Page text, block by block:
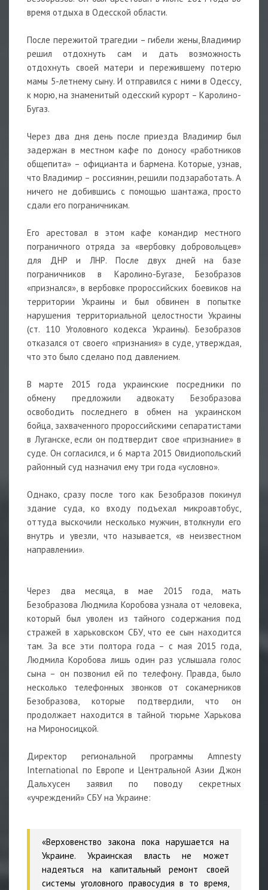
время отдыха в Одесской области.
После пережитой трагедии – гибели жены, Владимир
решил отдохнуть сам и дать возможность
отдохнуть своей матери и пережившему потерю
мамы 5-летнему сыну. И отправился с ними в Одессу,
к морю, на знаменитый одесский курорт – Каролино-
Бугаз.
Через два дня день после приезда Владимир был
задержан в местном кафе по доносу «работников
общепита» – официанта и бармена. Которые, узнав,
что Владимир – россиянин, решили подзаработать. А
ничего не добившись с помощью шантажа, просто
сдали его пограничникам.
Его арестовал в этом кафе командир местного
пограничного отряда за «вербовку добровольцев»
для ДНР и ЛНР. После двух дней на базе
пограничников в Каролино-Бугазе, Безобразов
«признался», в вербовке пророссийских боевиков на
территории Украины и был обвинен в попытке
нарушения территориальной целостности Украины
(ст. 110 Уголовного кодекса Украины). Безобразов
отказался от своего «признания» в суде, утверждая,
что это было сделано под давлением.
В марте 2015 года украинские посредники по
обмену предложили адвокату Безобразова
освободить последнего в обмен на украинском
бойца, захваченного пророссийскими сепаратистами
в Луганске, если он подтвердит свое «признание» в
суде. Он согласился, и 6 марта 2015 Овидиопольский
районный суд назначил ему три года «условно».
Однако, сразу после того как Безобразов покинул
здание суда, ко входу подъехал микроавтобус,
оттуда выскочили несколько мужчин, втолкнули его
внутрь и увезли, что называется, «в неизвестном
направлении».
Через два месяца, в мае 2015 года, мать
Безобразова Людмила Коробова узнала от человека,
который был уволен из тайного содержания под
стражей в харьковском СБУ, что ее сын находится
там. За все эти полтора года – с мая 2015 года,
Людмила Коробова лишь один раз услышала голос
сына – он позвонил ей по телефону. Правда, было
несколько телефонных звонков от сокамерников
Безобразова, которые подтвердили, что он
продолжает находится в тайной тюрьме Харькова
на Мироносицкой.
Директор региональной программы Amnesty
International по Европе и Центральной Азии Джон
Дальхусен заявил по поводу секретных
«учреждений» СБУ на Украине:
«Верховенство закона пока нарушается на
Украине. Украинская власть не может
надеяться на капитальный ремонт своей
системы уголовного правосудия в то время,